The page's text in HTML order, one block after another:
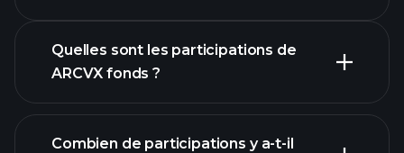
graphique ARCVX fonds
Quelles sont les participations de
ARCVX fonds ?
Combien de participations y a-t-il